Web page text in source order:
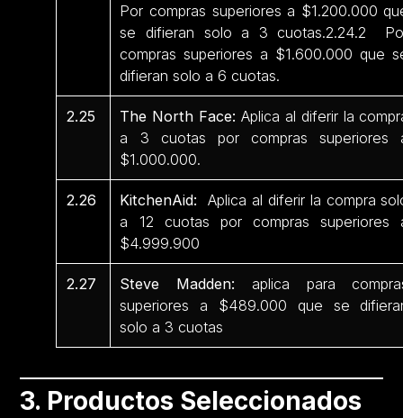
Por compras superiores a $1.200.000
se difieran solo a 3 cuotas.2.24.2
compras superiores a $1.600.000 que
difieran solo a 6 cuotas.
2.25 The North Face: Aplica al diferir la
a 3 cuotas por compras superiores
$1.000.000.
2.26 KitchenAid:Aplica al diferir la compra
a 12 cuotas por compras superiores
$4.999.900
2.27 Steve Madden: aplica para
superiores a $489.000 que se
solo a 3 cuotas
3. Productos Seleccionados